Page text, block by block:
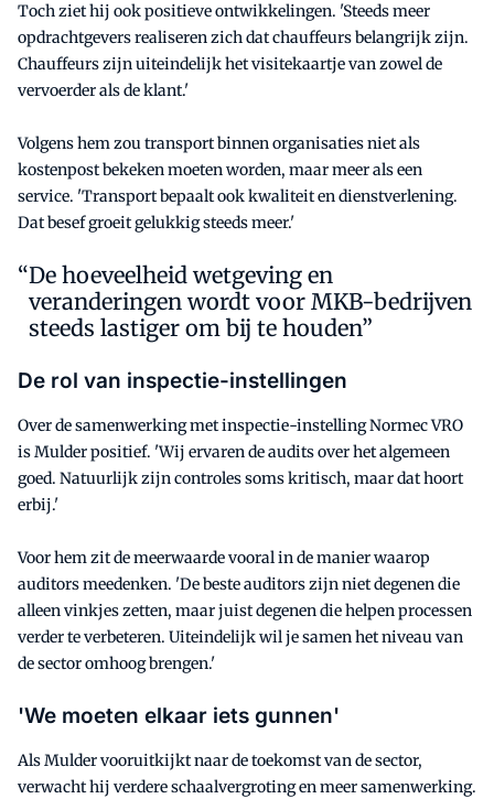
Toch ziet hij ook positieve ontwikkelingen. 'Steeds meer
opdrachtgevers realiseren zich dat chauffeurs belangrijk zijn.
Chauffeurs zijn uiteindelijk het visitekaartje van zowel de
vervoerder als de klant.'
Volgens hem zou transport binnen organisaties niet als
kostenpost bekeken moeten worden, maar meer als een
service. 'Transport bepaalt ook kwaliteit en dienstverlening.
Dat besef groeit gelukkig steeds meer.'
De hoeveelheid wetgeving en
veranderingen wordt voor MKB-bedrijven
steeds lastiger om bij te houden”
De rol van inspectie-instellingen
Over de samenwerking met inspectie-instelling Normec VRO
is Mulder positief. 'Wij ervaren de audits over het algemeen
goed. Natuurlijk zijn controles soms kritisch, maar dat hoort
erbij.'
Voor hem zit de meerwaarde vooral in de manier waarop
auditors meedenken. 'De beste auditors zijn niet degenen die
alleen vinkjes zetten, maar juist degenen die helpen processen
verder te verbeteren. Uiteindelijk wil je samen het niveau van
de sector omhoog brengen.'
'We moeten elkaar iets gunnen'
Als Mulder vooruitkijkt naar de toekomst van de sector,
verwacht hij verdere schaalvergroting en meer samenwerking.